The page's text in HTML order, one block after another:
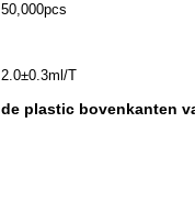
50,000pcs
2.0±0.3ml/T
de plastic bovenkanten